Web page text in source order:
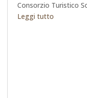
Consorzio Turistico
Leggi tutto